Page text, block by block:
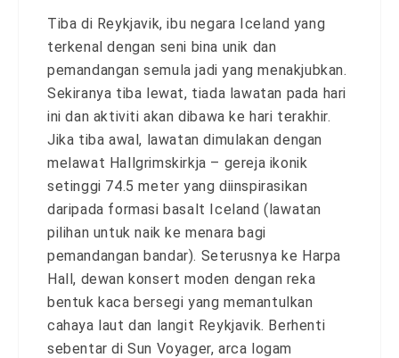
Tiba di Reykjavik, ibu negara Iceland yang
terkenal dengan seni bina unik dan
pemandangan semula jadi yang menakjubkan.
Sekiranya tiba lewat, tiada lawatan pada hari
ini dan aktiviti akan dibawa ke hari terakhir.
Jika tiba awal, lawatan dimulakan dengan
melawat Hallgrimskirkja – gereja ikonik
setinggi 74.5 meter yang diinspirasikan
daripada formasi basalt Iceland (lawatan
pilihan untuk naik ke menara bagi
pemandangan bandar). Seterusnya ke Harpa
Hall, dewan konsert moden dengan reka
bentuk kaca bersegi yang memantulkan
cahaya laut dan langit Reykjavik. Berhenti
sebentar di Sun Voyager, arca logam